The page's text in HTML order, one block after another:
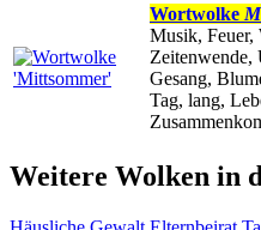
Wortwolke
Musik, Feuer,
Zeitenwende,
Gesang,
Tag, lang,
Weitere Wolken in